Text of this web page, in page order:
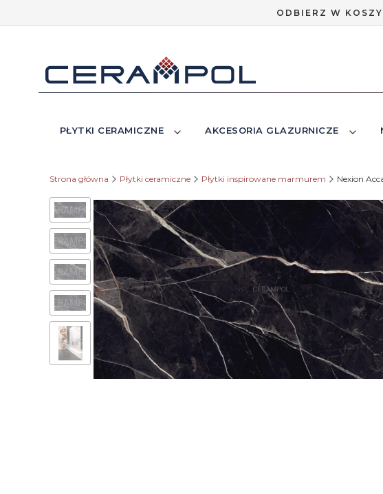
ODBIERZ W
PŁYTKI CERAMICZNE AKCESORIA GLAZURNICZE
Strona główna Płytki ceramiczne Płytki inspirowane marmurem Nexion